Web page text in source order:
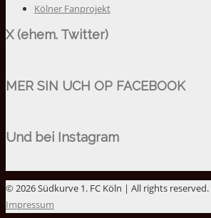
Kölner Fanprojekt
X (ehem. Twitter)
MER SIN UCH OP FACEBOOK
Und bei Instagram
© 2026 Südkurve 1. FC Köln | All rights reserved.
Impressum